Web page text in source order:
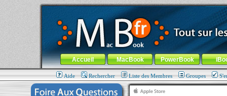
MacBook-fr.com : 100% Apple... 100% nomade !
Aller au contenu-Aller au menu général-Aller au menu de
Menu général
Accueil MacBook PowerBook
Aide Rechercher Liste des Membres Groupes